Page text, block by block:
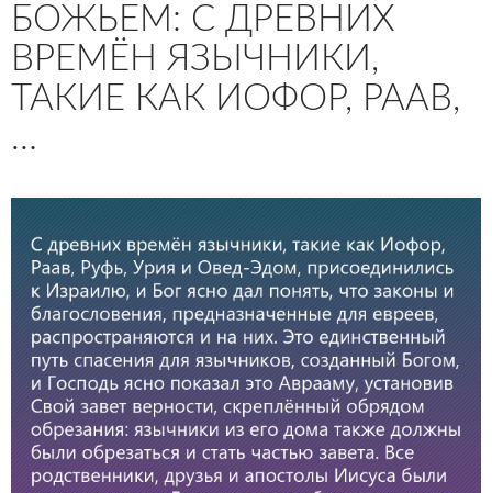
БОЖЬЕМ: С ДРЕВНИХ
ВРЕМЁН ЯЗЫЧНИКИ,
ТАКИЕ КАК ИОФОР, РААВ,
…